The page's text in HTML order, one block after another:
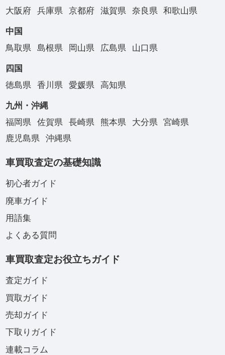
大阪府
兵庫県 京都府 滋賀県 奈良県 和歌山県
中国
鳥取県
島根県 岡山県 広島県 山口県
四国
徳島県
香川県 愛媛県 高知県
九州・沖縄
福岡県
佐賀県 長崎県 熊本県 大分県
宮崎県
鹿児島県
沖縄県
車買取査定の基礎知識
初心者ガイド
廃車ガイド
用語集
よくある質問
車買取査定お役立ちガイド
査定ガイド
買取ガイド
売却ガイド
下取りガイド
連載コラム